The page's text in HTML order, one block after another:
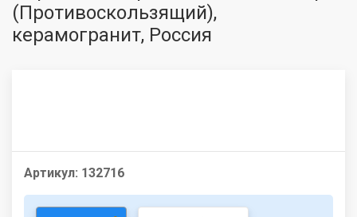
(Противоскользящий),
керамогранит, Россия
Артикул: 132716